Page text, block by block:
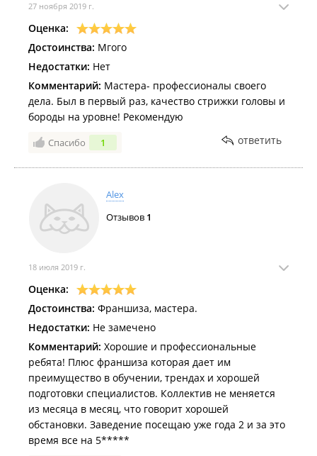
27 ноября 2019 г.
Оценка:
Достоинства: Мгого
Недостатки: Нет
Комментарий: Мастера- профессионалы своего
дела. Был в первый раз, качество стрижки головы и
бороды на уровне! Рекомендую
Спасибо 1 ответить
Alex
Отзывов 1
18 июля 2019 г.
Оценка:
Достоинства: Франшиза, мастера.
Недостатки: Не замечено
Комментарий: Хорошие и профессиональные
ребята! Плюс франшиза которая дает им
преимущество в обучении, трендах и хорошей
подготовки специалистов. Коллектив не меняется
из месяца в месяц, что говорит хорошей
обстановки. Заведение посещаю уже года 2 и за это
время все на 5*****